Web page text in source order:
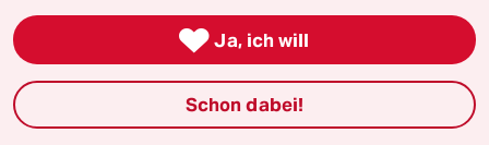
Le Monde diplomatique
taz Archiv
 Ja, ich will
Schon dabei!